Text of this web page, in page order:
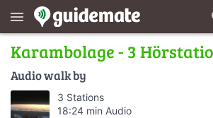
menu
Karambolage - 3
Audio walk by
3 Stations
18:24 min Audio